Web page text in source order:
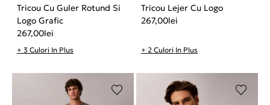
Tricou Cu Guler Rotund Si
Logo Grafic
267,00lei
+ 3 Culori In Plus
Tricou Lejer Cu Logo
267,00lei
+ 2 Culori In Plus